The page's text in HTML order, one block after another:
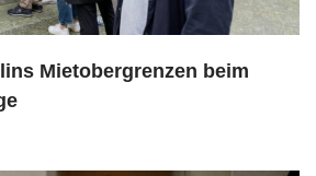
Mietobergrenzen beim